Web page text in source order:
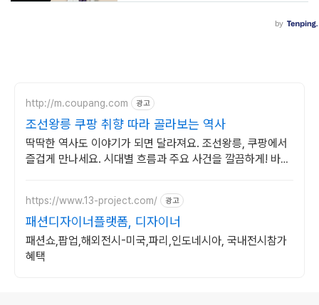
http://m.coupang.com 광고
조선왕릉 쿠팡 취향 따라 골라보는 역사
딱딱한 역사도 이야기가 되면 달라져요. 조선왕릉, 쿠팡에서
즐겁게 만나세요. 시대별 흐름과 주요 사건을 깔끔하게! 바쁜
https://www.13-project.com/ 광고
패션디자이너플랫폼, 디자이너
패션쇼,팝업,해외전시-미국,파리,인도네시아, 국내전시참가
혜택